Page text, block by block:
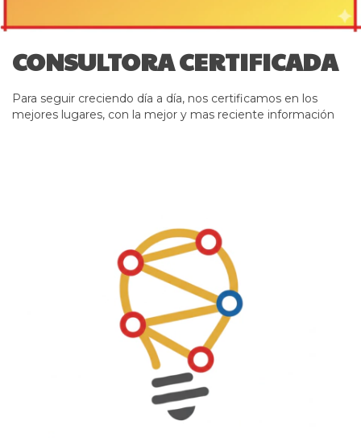
CONSULTORA CERTIFICADA
Para seguir creciendo día a día, nos certificamos en los
mejores lugares, con la mejor y mas reciente información